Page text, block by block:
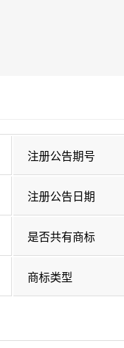
注册公告期号
注册公告日期
是否共有商标
商标类型